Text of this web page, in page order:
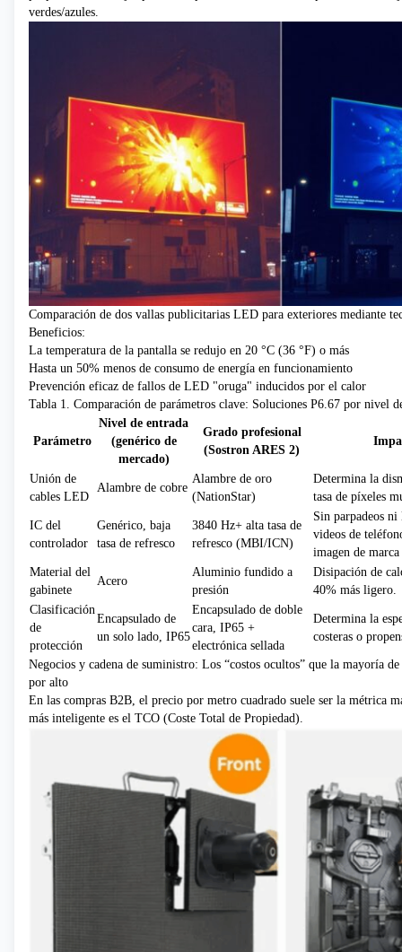
verdes/azules.
Comparación de dos vallas publicitarias LED para exteriores mediante
Beneficios:
La temperatura de la pantalla se redujo en 20 °C (36 °F) o más
Hasta un 50% menos de consumo de energía en funcionamiento
Prevención eficaz de fallos de LED "oruga" inducidos por el calor
Tabla 1. Comparación de parámetros clave: Soluciones P6.67 por nivel
Parámetro
Nivel de entrada
(genérico de
mercado)
Grado profesional
(Sostron ARES 2)
Unión de
cables LED
Alambre de cobre
Alambre de oro
(NationStar)
Determina la
tasa de píxeles
IC del
controlador
Genérico, baja
tasa de refresco
3840 Hz+ alta tasa de
refresco (MBI/ICN)
Sin parpadeos ni
videos de
imagen de marca
Material del
gabinete
Acero
Aluminio fundido a
presión
Disipación de
40% más ligero.
Clasificación
de
protección
Encapsulado de
un solo lado, IP65
Encapsulado de doble
cara, IP65 +
electrónica sellada
Determina la
costeras o
Negocios y cadena de suministro: Los “costos ocultos” que la mayoría de
por alto
En las compras B2B, el precio por metro cuadrado suele ser la métrica
más inteligente es el TCO (Coste Total de Propiedad).